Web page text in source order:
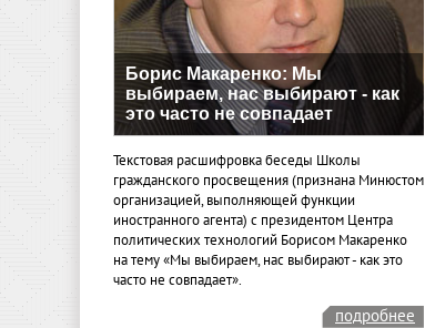
Борис Макаренко: Мы
выбираем, нас выбирают - как
это часто не совпадает
Текстовая расшифровка беседы Школы
гражданского просвещения (признана Минюстом
организацией, выполняющей функции
иностранного агента) с президентом Центра
политических технологий Борисом Макаренко
на тему «Мы выбираем, нас выбирают - как это
часто не совпадает».
подробнее